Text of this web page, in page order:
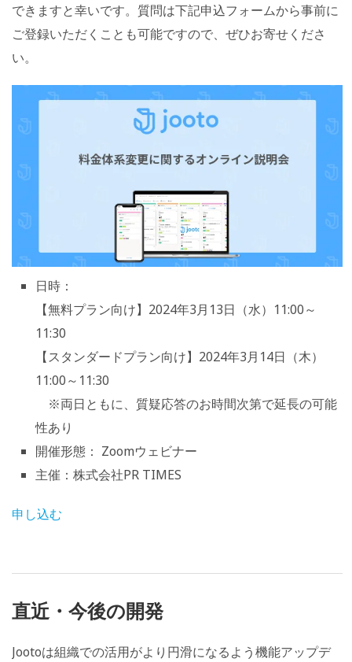
できますと幸いです。質問は下記申込フォームから事前に
ご登録いただくことも可能ですので、ぜひお寄せくださ
い。
日時：
【無料プラン向け】2024年3月13日（水）11:00～
11:30
【スタンダードプラン向け】2024年3月14日（木）
11:00～11:30
※両日ともに、質疑応答のお時間次第で延長の可能
性あり
開催形態： Zoomウェビナー
主催：株式会社PR TIMES
申し込む
直近・今後の開発
Jootoは組織での活用がより円滑になるよう機能アップデ